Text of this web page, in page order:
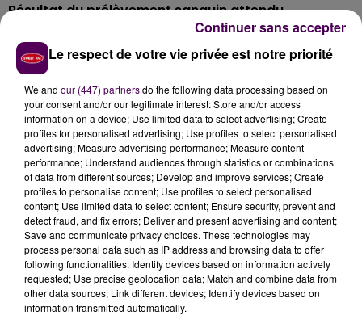
Résultat du prélèvement sanguin attendu
Légèrement blessé quant à lui, le garçon qui était au
volant, domicilié à Ecommoy et âgé de 27 ans
également, a été dirigé vers le même centre de soins :
"Ce dernier, refusant de se soumettre au dépistage
de l'alcoolémie par air expiré, a fait l'objet d'un
prélèvement sanguin dont l'analyse déterminera le
taux exact"souligne le groupement de gendarmerie
de la Sarthe.
Le respect de votre vie privée est notre priorité
We and our (447) partnersdo the following data processing based on
your consent and/or our legitimate interest: Store and/or access
information on a device; Use limited data to select advertising; Create
profiles for personalised advertising; Use profiles to select personalised
advertising; Measure advertising performance; Measure content
performance; Understand audiences through statistics or combinations
of data from different sources; Develop and improve services; Create
profiles to personalise content; Use profiles to select personalised
content; Use limited data to select content; Ensure security, prevent and
detect fraud, and fix errors; Deliver and present advertising and content;
Save and communicate privacy choices. These technologies may
process personal data such as IP address and browsing data to offer
following functionalities: Identify devices based on information actively
requested; Use precise geolocation data; Match and combine data from
other data sources; Link different devices; Identify devices based on
information transmitted automatically.
Continuer sans accepter